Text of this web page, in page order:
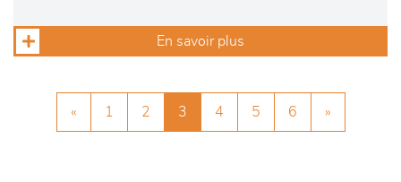
En savoir plus
« 1 2 3 4 5 6 »